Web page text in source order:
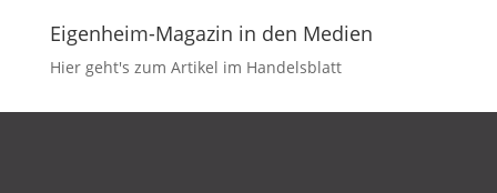
Eigenheim-Magazin in den Medien
Hier geht's zum Artikel im Handelsblatt
DATENSCHUTZ